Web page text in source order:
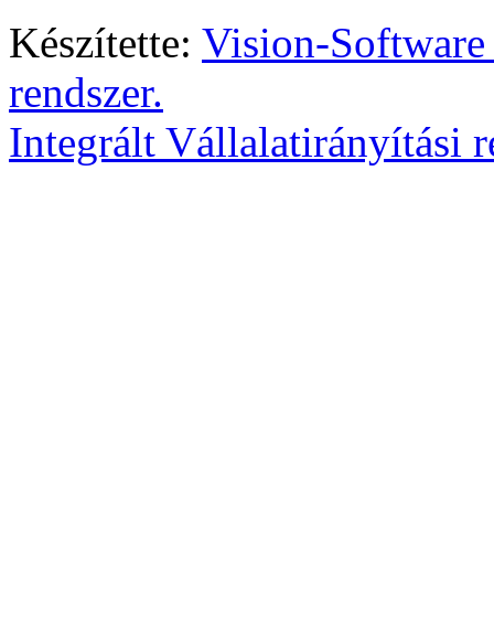
Készítette: Vision-
rendszer.
Integrált Vállalatirányítási